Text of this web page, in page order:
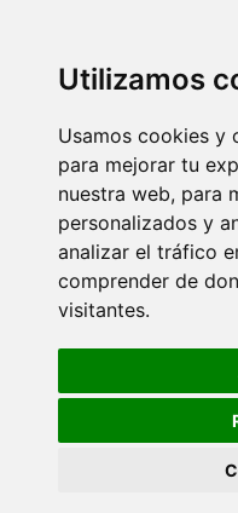
Utilizamos
Usamos cookies y
para mejorar tu
nuestra web, para
personalizados y
analizar el tráfico
comprender de
visitantes.